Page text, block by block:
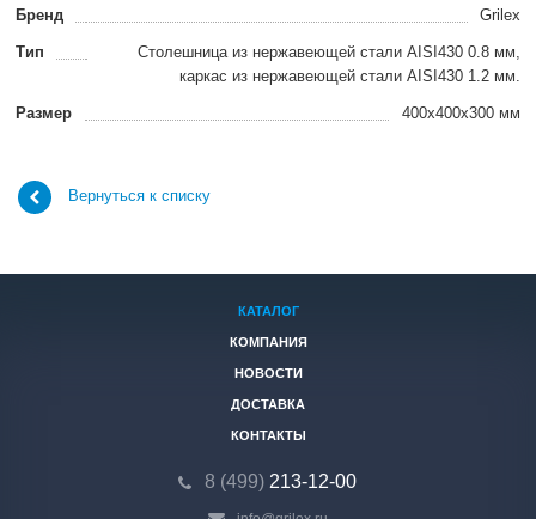
Бренд Grilex
Тип
Столешница из нержавеющей стали AISI430 0.8 мм,
каркас из нержавеющей стали AISI430 1.2 мм.
Размер 400x400x300 мм
Вернуться к списку
КАТАЛОГ
КОМПАНИЯ
НОВОСТИ
ДОСТАВКА
КОНТАКТЫ
8 (499) 213-12-00